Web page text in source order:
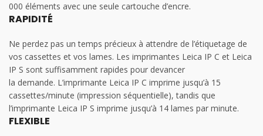
000 éléments avec une seule cartouche d’encre.
RAPIDITÉ
Ne perdez pas un temps précieux à attendre de l’étiquetage de
vos cassettes et vos lames. Les imprimantes Leica IP C et Leica
IP S sont suffisamment rapides pour devancer
la demande. L’imprimante Leica IP C imprime jusqu’à 15
cassettes/minute (impression séquentielle), tandis que
l’imprimante Leica IP S imprime jusqu’à 14 lames par minute.
FLEXIBLE